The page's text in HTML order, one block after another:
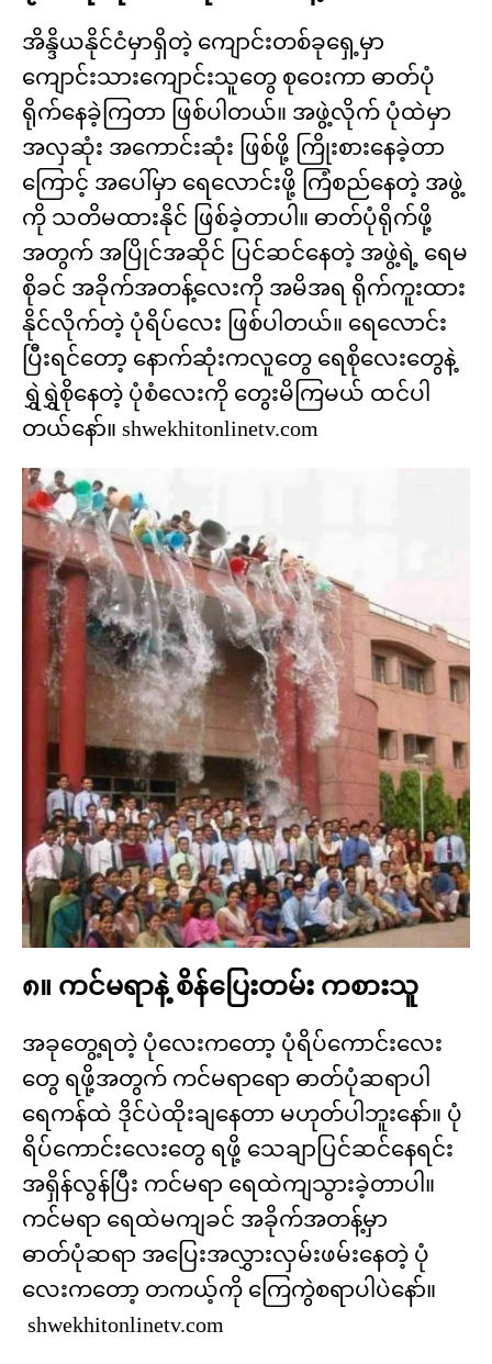
အိန္ဒိယနိုင်ငံမှာရှိတဲ့ ကျောင်းတစ်ခုရှေ့မှာ
ကျောင်းသားကျောင်းသူတွေ စု၀ေးကာ ဓာတ်ပုံ
ရိုက်နေခဲ့ကြတာ ဖြစ်ပါတယ်။ အဖွဲ့လိုက် ပုံထဲမှာ
အလှဆုံး အကောင်းဆုံး ဖြစ်ဖို့ ကြိုးစားနေခဲ့တာ
ကြောင့် အပေါ်မှာ ရေလောင်းဖို့ ကြံစည်နေတဲ့ အဖွဲ့
ကို သတိမထားနိုင် ဖြစ်ခဲ့တာပါ။ ဓာတ်ပုံရိုက်ဖို့
အတွက် အပြိုင်အဆိုင် ပြင်ဆင်နေတဲ့ အဖွဲ့ရဲ့ ရေမ
စိုခင် အခိုက်အတန့်လေးကို အမိအရ ရိုက်ကူးထား
နိုင်လိုက်တဲ့ ပုံရိပ်လေး ဖြစ်ပါတယ်။ ရေလောင်း
ပြီးရင်တော့ နောက်ဆုံးကလူတွေ ရေစိုလေးတွေနဲ့
ရွှဲရွှဲစိုနေတဲ့ ပုံစံလေးကို တွေးမိကြမယ် ထင်ပါ
တယ်နော်။ shwekhitonlinetv.com
၈။ ကင်မရာနဲ့ စိန်ပြေးတမ်း ကစားသူ
အခုတွေ့ရတဲ့ ပုံလေးကတော့ ပုံရိပ်ကောင်းလေး
တွေ ရဖို့အတွက် ကင်မရာရော ဓာတ်ပုံဆရာပါ
ရေကန်ထဲ ဒိုင်ပဲထိုးချနေတာ မဟုတ်ပါဘူးနော်။ ပုံ
ရိပ်ကောင်းလေးတွေ ရဖို့ သေချာပြင်ဆင်နေရင်း
အရှိန်လွန်ပြီး ကင်မရာ ရေထဲကျသွားခဲ့တာပါ။
ကင်မရာ ရေထဲမကျခင် အခိုက်အတန့်မှာ
ဓာတ်ပုံဆရာ အပြေးအလွှားလှမ်းဖမ်းနေတဲ့ ပုံ
လေးကတော့ တကယ့်ကို ကြေကွဲစရာပါပဲနော်။
shwekhitonlinetv.com